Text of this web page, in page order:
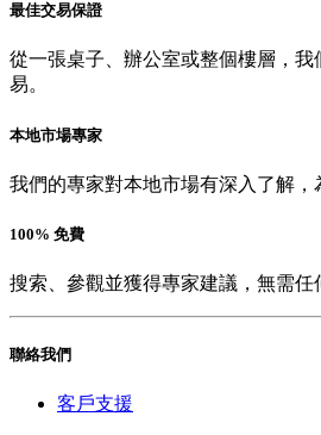
最佳交易保證
從一張桌子、辦公室或整個樓層，我
易。
本地市場專家
我們的專家對本地市場有深入了解，
100% 免費
搜索、參觀並獲得專家建議，無需任
聯絡我們
客戶支援